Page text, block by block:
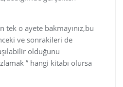
tek o ayete bakmayınız,bu
ve sonrakileri de
olduğunu
” hangi kitabı olursa